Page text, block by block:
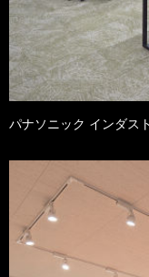
パナソニック インダス